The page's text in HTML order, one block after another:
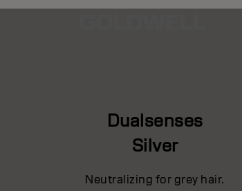
Dualsenses
Silver
Neutralizing for grey hair.